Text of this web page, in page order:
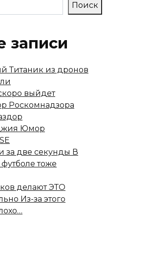
Поиск
записи
Титаник из дронов
выйдет
Роскомнадзора
Юмор
за две секунды В
тоже
делают ЭТО
Из-за этого